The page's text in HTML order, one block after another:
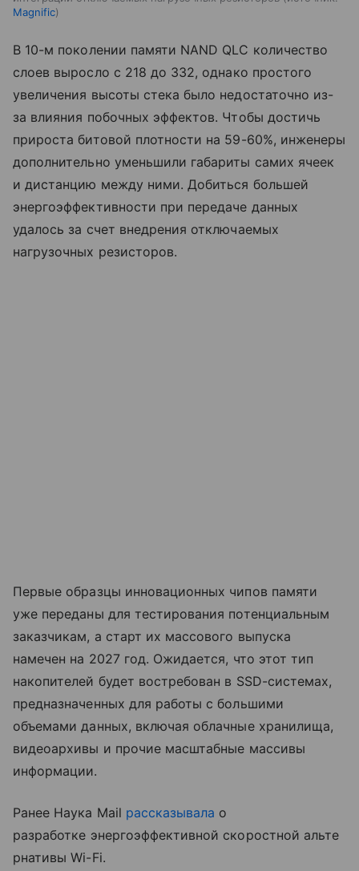
Magnific
В 10-м поколении памяти NAND QLC количество
слоев выросло с 218 до 332, однако простого
увеличения высоты стека было недостаточно из-
за влияния побочных эффектов. Чтобы достичь
прироста битовой плотности на 59-60%, инженеры
дополнительно уменьшили габариты самих ячеек
и дистанцию между ними. Добиться большей
энергоэффективности при передаче данных
удалось за счет внедрения отключаемых
нагрузочных резисторов.
Первые образцы инновационных чипов памяти
уже переданы для тестирования потенциальным
заказчикам, а старт их массового выпуска
намечен на 2027 год. Ожидается, что этот тип
накопителей будет востребован в SSD-системах,
предназначенных для работы с большими
объемами данных, включая облачные хранилища,
видеоархивы и прочие масштабные массивы
информации.
Ранее Наука Mail рассказывала о
разработке энергоэффективной скоростной альте
рнативы Wi-Fi.